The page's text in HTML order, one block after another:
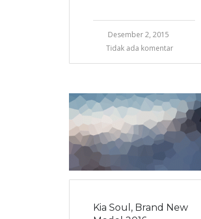
Desember 2, 2015
Tidak ada komentar
Kia Soul, Brand New